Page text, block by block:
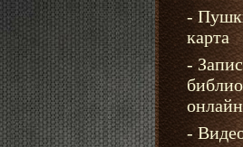
-
карта
-
онлайн
-